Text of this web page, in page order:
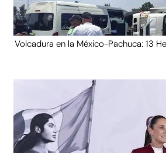
Volcadura en la México-Pachuca: 13